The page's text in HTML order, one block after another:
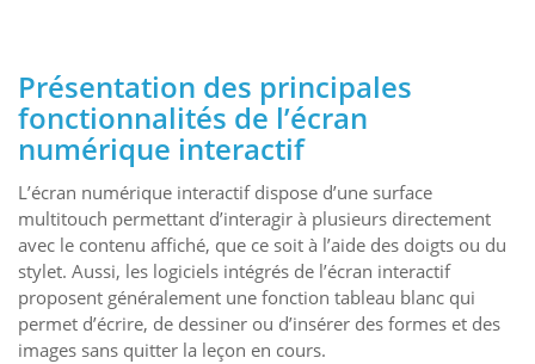
Présentation des principales
fonctionnalités de l’écran
numérique interactif
L’écran numérique interactif dispose d’une surface
multitouch permettant d’interagir à plusieurs directement
avec le contenu affiché, que ce soit à l’aide des doigts ou du
stylet. Aussi, les logiciels intégrés de l’écran interactif
proposent généralement une fonction tableau blanc qui
permet d’écrire, de dessiner ou d’insérer des formes et des
images sans quitter la leçon en cours.